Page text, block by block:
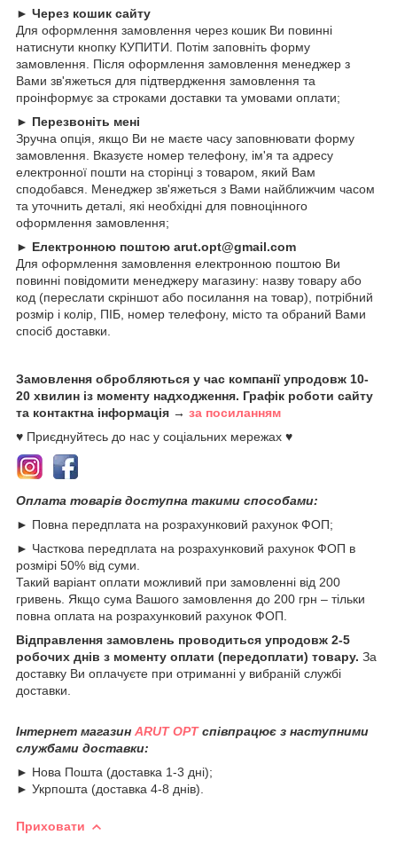
► Через кошик сайту
Для оформлення замовлення через кошик Ви повинні
натиснути кнопку КУПИТИ. Потім заповніть форму
замовлення. Після оформлення замовлення менеджер з
Вами зв'яжеться для підтвердження замовлення та
проінформує за строками доставки та умовами оплати;
► Перезвоніть мені
Зручна опція, якщо Ви не маєте часу заповнювати форму
замовлення. Вказуєте номер телефону, ім'я та адресу
електронної пошти на сторінці з товаром, який Вам
сподобався. Менеджер зв'яжеться з Вами найближчим часом
та уточнить деталі, які необхідні для повноцінного
оформлення замовлення;
► Електронною поштою arut.opt@gmail.com
Для оформлення замовлення електронною поштою Ви
повинні повідомити менеджеру магазину: назву товару або
код (переслати скріншот або посилання на товар), потрібний
розмір і колір, ПІБ, номер телефону, місто та обраний Вами
спосіб доставки.
Замовлення обробляються у час компанії упродовж 10-
20 хвилин із моменту надходження. Графік роботи сайту
та контактна інформація → за посиланням
♥ Приєднуйтесь до нас у соціальних мережах ♥
Оплата товарів доступна такими способами:
► Повна передплата на розрахунковий рахунок ФОП;
► Часткова передплата на розрахунковий рахунок ФОП в
розмірі 50% від суми.
Такий варіант оплати можливий при замовленні від 200
гривень. Якщо сума Вашого замовлення до 200 грн – тільки
повна оплата на розрахунковий рахунок ФОП.
Відправлення замовлень проводиться упродовж 2-5
робочих днів з моменту оплати (передоплати) товару. За
доставку Ви оплачуєте при отриманні у вибраній службі
доставки.
Інтернет магазин ARUT OPTспівпрацює з наступними
службами доставки:
► Нова Пошта (доставка 1-3 дні);
► Укрпошта (доставка 4-8 днів).
Приховати